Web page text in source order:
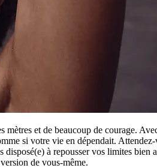
et de beaucoup de courage.
si votre vie en dépendait.
à repousser vos limites
de vous-même.